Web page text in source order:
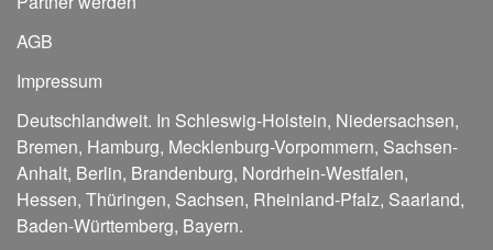
AGB
Impressum
Deutschlandweit. In Schleswig-Holstein, Niedersachsen,
Bremen, Hamburg, Mecklenburg-Vorpommern, Sachsen-
Anhalt, Berlin, Brandenburg, Nordrhein-Westfalen,
Hessen, Thüringen, Sachsen, Rheinland-Pfalz, Saarland,
Baden-Württemberg, Bayern.